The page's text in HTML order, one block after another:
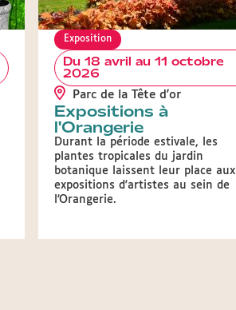
Exposition
Du 18 avril au 11 octobre
2026
Parc de la Tête d'or
Expositions à
l'Orangerie
Durant la période estivale, les
plantes tropicales du jardin
botanique laissent leur place aux
expositions d'artistes au sein de
l'Orangerie.